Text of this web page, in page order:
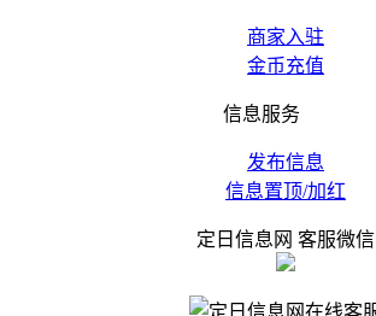
商家入驻
金币充值
信息服务
发布信息
信息置顶/加红
定日信息网 客服微信